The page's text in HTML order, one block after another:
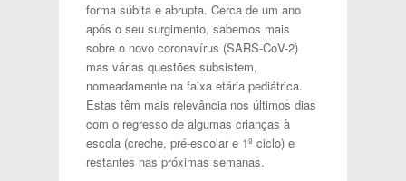
forma súbita e abrupta. Cerca de um ano
após o seu surgimento, sabemos mais
sobre o novo coronavírus (SARS-CoV-2)
mas várias questões subsistem,
nomeadamente na faixa etária pediátrica.
Estas têm mais relevância nos últimos dias
com o regresso de algumas crianças à
escola (creche, pré-escolar e 1º ciclo) e
restantes nas próximas semanas.